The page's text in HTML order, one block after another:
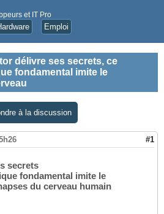
et IT Pro
Emploi
délivre ses secrets, ce
fondamental imite le
à la discussion
#1
secrets
fondamental imite le
du cerveau humain